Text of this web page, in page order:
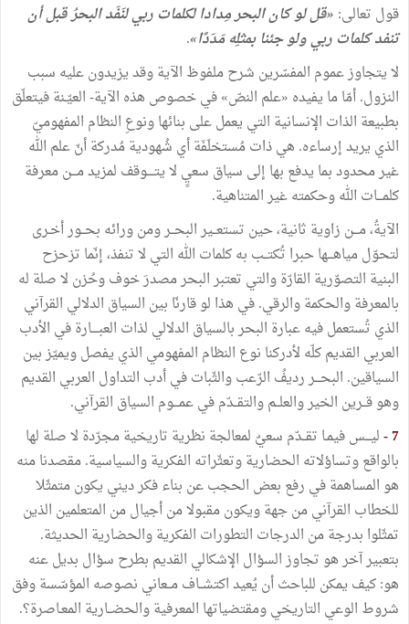
قول تعالى: «قل لو كان البحر مِدادا لكلمات ربي لنَفَد البحرُ قبل أن
تنفد كلمات ربي ولو جئنا بمثلِه مَدَدًا».
لا يتجاوز عموم المفسّرين شرح ملفوظ الآية وقد يزيدون عليه سبب
النزول. أمّا ما يفيده «علم النصّ» في خصوص هذه الآية- العيّـنة فيتعلّق
بطبيعة الذات الإنسانية التي يعمل على بنائها ونوعِ النظام المفهوميّ
الذي يريد إرساءه. هي ذات مُستخلَفَة أي شُهودية مُدركة أنّ علم الله
غير محدود بما يدفع بها إلى سياق سعيٍ لا يتــــوقف لمزيد مـــن معرفة
كلمـــات الله وحكمته غير المتناهية.
الآيةُ، مـــن زاوية ثانية، حين تستعــير البحــر ومن ورائه بحــور أخـرى
لتحوّل مياهـــها حبرا تُكتــب به كلمات الله التي لا تنفذ، إنّما تزحزح
البنية التصوّرية القارّة والتي تعتبر البحر مصدرَ خوف وحُزن لا صلة له
بالمعرفة والحكمة والرقي. في هذا لو قارنّا بين السياق الدلالي القرآني
الذي تُستعمل فيه عبارة البحر بالسياق الدلالي لذات العبــــارة في الأدب
العربي القديم كلّه لأدركنا نوع النظام المفهومي الذي يفصل ويميّز بين
السياقين. البحـــر رديفُ الرّعب والثّبات في أدب التداول العربي القديم
وهو قــرين الخير والعلــم والتقــدّم في عمـــوم السياق القرآني.
7 - ليـــس فيمـا تقــدّم سعيٌ لمعالجة نظرية تاريخية مجرّدة لا صلة لها
بالواقع وتساؤلاته الحضارية وتعثّراته الفكرية والسياسية. مقصدنا منه
هو المساهمة في رفع بعض الحجب عن بناء فكر ديني يكون متمثّلا
للخطاب القرآني من جهة ويكون مقبولا من أجيال من المتعلمين الذين
تمثّلوا بدرجة من الدرجات التطورات الفكرية والحضارية الحديثة.
بتعبير آخر هو تجاوز السؤال الإشكالي القديم بطرح سؤال بديل عنه
هو: كيف يمكن للباحث أن يُعيد اكتشــاف مــعاني نصوصه المؤسّسة وفق
شروط الوعي التاريخي ومقتضياتها المعرفية والحضــارية المعـاصرة؟.